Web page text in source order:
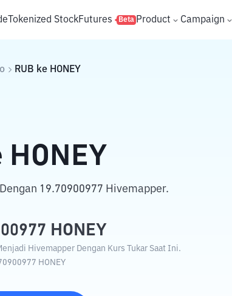
Tokenized StockFutures Beta Product Campaign
RUB ke HONEY
HONEY
19.70900977 Hivemapper.
HONEY
Hivemapper Dengan Kurs Tukar Saat Ini.
HONEY